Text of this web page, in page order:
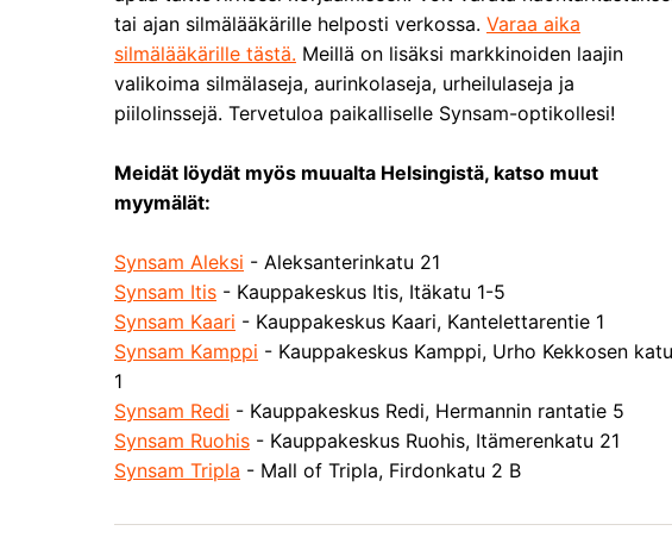
tai ajan silmälääkärille helposti verkossa. Varaa aika
silmälääkärille tästä. Meillä on lisäksi markkinoiden laajin
valikoima silmälaseja, aurinkolaseja, urheilulaseja ja
piilolinssejä. Tervetuloa paikalliselle Synsam-optikollesi!
Meidät löydät myös muualta Helsingistä, katso muut
myymälät:
Synsam Aleksi - Aleksanterinkatu 21
Synsam Itis - Kauppakeskus Itis, Itäkatu 1-5
Synsam Kaari - Kauppakeskus Kaari, Kantelettarentie 1
Synsam Kamppi - Kauppakeskus Kamppi, Urho Kekkosen katu
1
Synsam Redi - Kauppakeskus Redi, Hermannin rantatie 5
Synsam Ruohis - Kauppakeskus Ruohis, Itämerenkatu 21
Synsam Tripla - Mall of Tripla, Firdonkatu 2 B